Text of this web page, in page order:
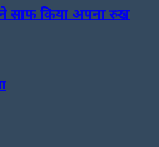
ने साफ किया अपना रुख